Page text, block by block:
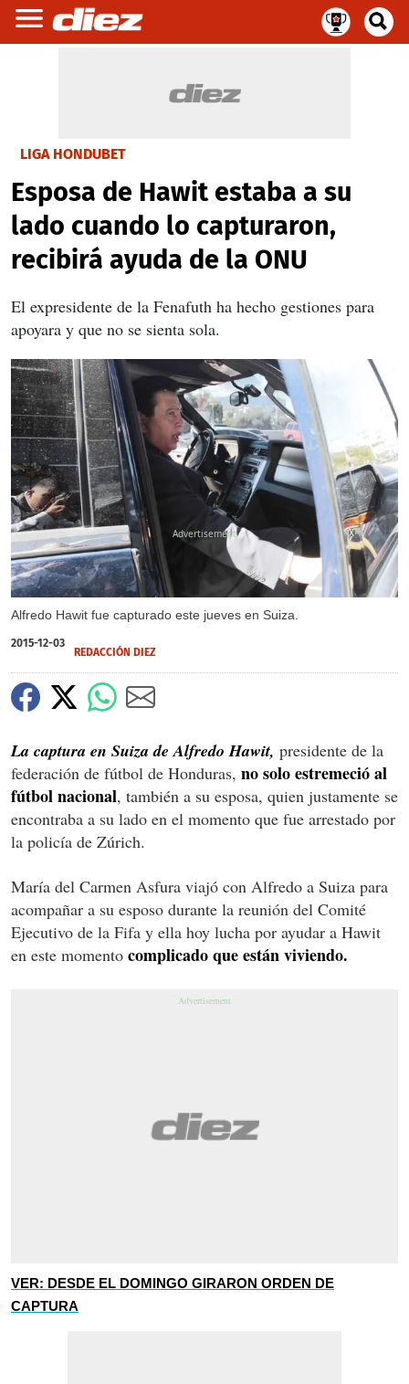
LIGA HONDUBET
Esposa de Hawit estaba a su
lado cuando lo capturaron,
recibirá ayuda de la ONU
El expresidente de la Fenafuth ha hecho gestiones para
apoyara y que no se sienta sola.
Alfredo Hawit fue capturado este jueves en Suiza.
X
2015-12-03
REDACCIÓN DIEZ
La captura en Suiza de Alfredo Hawit, presidente de la
federación de fútbol de Honduras, no solo estremeció al
fútbol nacional, también a su esposa, quien justamente se
encontraba a su lado en el momento que fue arrestado por
la policía de Zúrich.
María del Carmen Asfura viajó con Alfredo a Suiza para
acompañar a su esposo durante la reunión del Comité
Ejecutivo de la Fifa y ella hoy lucha por ayudar a Hawit
en este momento complicado que están viviendo.
VER: DESDE EL DOMINGO GIRARON ORDEN DE
CAPTURA